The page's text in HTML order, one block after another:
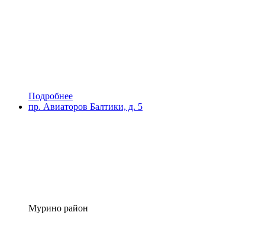
Подробнее
пр. Авиаторов Балтики, д. 5
Мурино район